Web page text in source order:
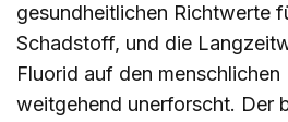
gesundheitlichen Richtwerte
Schadstoff, und die
Fluorid auf den menschlichen
weitgehend unerforscht. Der